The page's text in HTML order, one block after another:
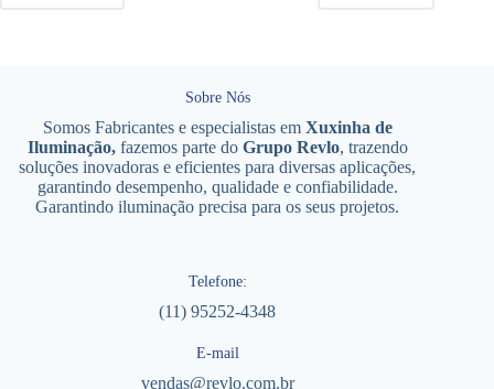
Sobre Nós
Somos Fabricantes e especialistas em Xuxinha de
Iluminação,fazemos parte do Grupo Revlo, trazendo
soluções inovadoras e eficientes para diversas aplicações,
garantindo desempenho, qualidade e confiabilidade.
Garantindo iluminação precisa para os seus projetos.
Telefone:
(11) 95252-4348
E-mail
vendas@revlo.com.br